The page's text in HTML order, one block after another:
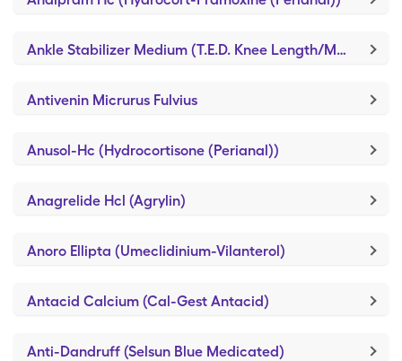
Ankle Stabilizer Medium (T.E.D. Knee Length/M-Regular)
Antivenin Micrurus Fulvius
Anusol-Hc (Hydrocortisone (Perianal))
Anagrelide Hcl (Agrylin)
Anoro Ellipta (Umeclidinium-Vilanterol)
Antacid Calcium (Cal-Gest Antacid)
Anti-Dandruff (Selsun Blue Medicated)